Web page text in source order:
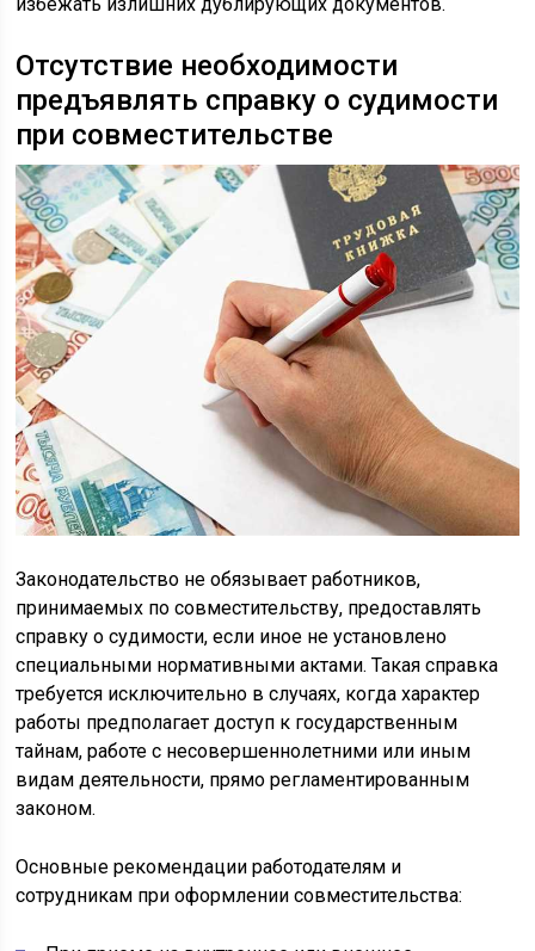
Отсутствие необходимости
предъявлять справку о судимости
при совместительстве
Законодательство не обязывает работников,
принимаемых по совместительству, предоставлять
справку о судимости, если иное не установлено
специальными нормативными актами. Такая справка
требуется исключительно в случаях, когда характер
работы предполагает доступ к государственным
тайнам, работе с несовершеннолетними или иным
видам деятельности, прямо регламентированным
законом.
Основные рекомендации работодателям и
сотрудникам при оформлении совместительства: